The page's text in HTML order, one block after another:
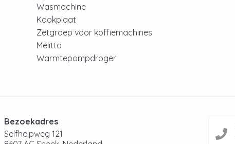
Wasmachine
Kookplaat
Zetgroep voor koffiemachines
Melitta
Warmtepompdroger
Bezoekadres
Selfhelpweg 121